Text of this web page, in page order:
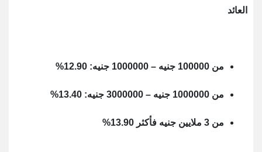
العائد
من 100000 جنيه – 1000000 جنيه: 12.90%
من 1000000 جنيه – 3000000 جنيه: 13.40%
من 3 ملايين جنيه فأكثر 13.90%